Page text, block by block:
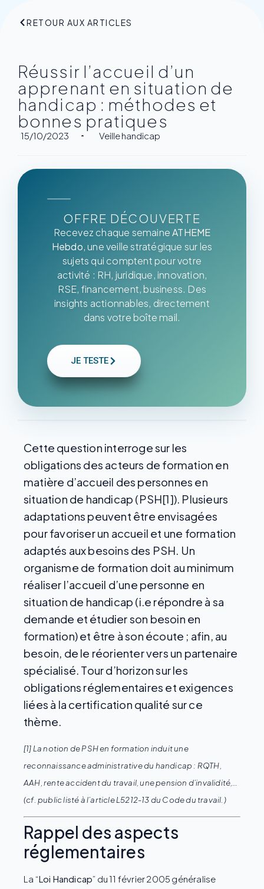
RETOUR AUX ARTICLES
Réussir l’accueil d’un
apprenant en situation de
handicap : méthodes et
bonnes pratiques
15/10/2023 Veille handicap
OFFRE DÉCOUVERTE
Recevez chaque semaineATHEME
Hebdo, une veille stratégique sur les
sujets qui comptent pour votre
activité : RH, juridique, innovation,
RSE, financement, business. Des
insights actionnables, directement
dans votre boîte mail.
JE TESTE
Cette question interroge sur les
obligations des acteurs de formation en
matière d’accueil des personnes en
situation de handicap (PSH[1]). Plusieurs
adaptations peuvent être envisagées
pour favoriser un accueil et une formation
adaptés aux besoins des PSH. Un
organisme de formation doit au minimum
réaliser l’accueil d’une personne en
situation de handicap (i.e répondre à sa
demande et étudier son besoin en
formation) et être à son écoute ; afin, au
besoin, de le réorienter vers un partenaire
spécialisé. Tour d’horizon sur les
obligations réglementaires et exigences
liées à la certification qualité sur ce
thème.
[1] La notion de PSH en formation induit une
reconnaissance administrative du handicap : RQTH,
AAH, rente accident du travail, une pension d’invalidité,…
(cf. public listé à l’article L5212-13 du Code du travail.)
Rappel des aspects
réglementaires
La “Loi Handicap” du 11 février 2005 généralise